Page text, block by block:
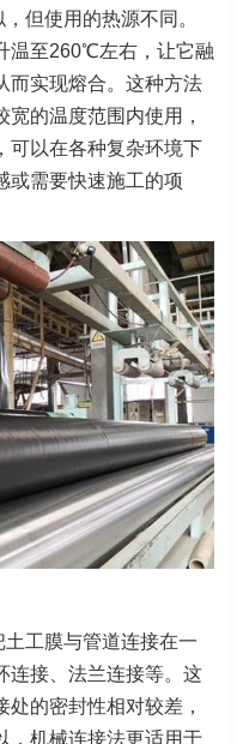
但使用的热源不同。
温至260℃左右，让它融
而实现熔合。这种方法
的温度范围内使用，
可以在各种复杂环境下
或需要快速施工的项
工膜与管道连接在一
连接、法兰连接等。这
的密封性相对较差，
，机械连接法更适用于